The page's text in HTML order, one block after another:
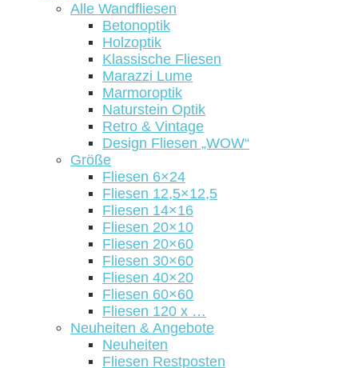
Alle Wandfliesen
Betonoptik
Holzoptik
Klassische Fliesen
Marazzi Lume
Marmoroptik
Naturstein Optik
Retro & Vintage
Design Fliesen „WOW“
Größe
Fliesen 6×24
Fliesen 12,5×12,5
Fliesen 14×16
Fliesen 20×10
Fliesen 20×60
Fliesen 30×60
Fliesen 40×20
Fliesen 60×60
Fliesen 120 x …
Neuheiten & Angebote
Neuheiten
Fliesen Restposten